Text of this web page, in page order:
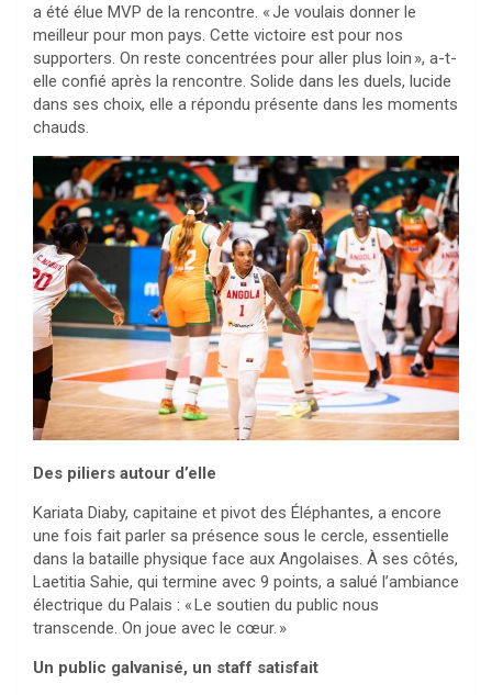
a été élue MVP de la rencontre. « Je voulais donner le
meilleur pour mon pays. Cette victoire est pour nos
supporters. On reste concentrées pour aller plus loin », a-t-
elle confié après la rencontre. Solide dans les duels, lucide
dans ses choix, elle a répondu présente dans les moments
chauds.
Des piliers autour d’elle
Kariata Diaby, capitaine et pivot des Éléphantes, a encore
une fois fait parler sa présence sous le cercle, essentielle
dans la bataille physique face aux Angolaises. À ses côtés,
Laetitia Sahie, qui termine avec 9 points, a salué l’ambiance
électrique du Palais : « Le soutien du public nous
transcende. On joue avec le cœur. »
Un public galvanisé, un staff satisfait